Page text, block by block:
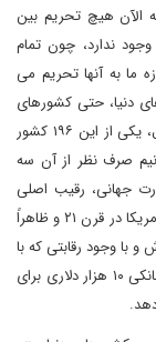
الآن هیچ تحریم بین
ندارد، چون تمام
ما به آنها تحریم می
دنیا، حتی کشورهای
دوست نزدیک ایران به آنها پایبند هستند. به عنوان مثال، یکی از این ۱۹۶ کشور
صرف نظر از آن سه
جهانی، رقیب اصلی
آمریکا در صحنه بین الملل، بزرگترین چالش پیش روی آمریکا در قرن ۲۱ و ظاهراً
وجود رقابتی که با
آمریکا دارد ترس از این دولت را کنار بگذارد و یک LC بانکی ۱۰ هزار دلاری برای